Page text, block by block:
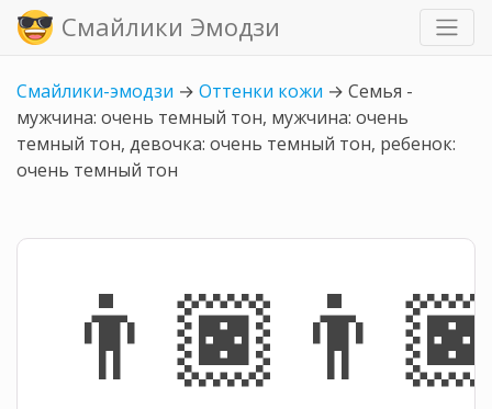
Смайлики Эмодзи
Смайлики-эмодзи → Оттенки кожи → Семья -
мужчина: очень темный тон, мужчина: очень
темный тон, девочка: очень темный тон, ребенок:
очень темный тон